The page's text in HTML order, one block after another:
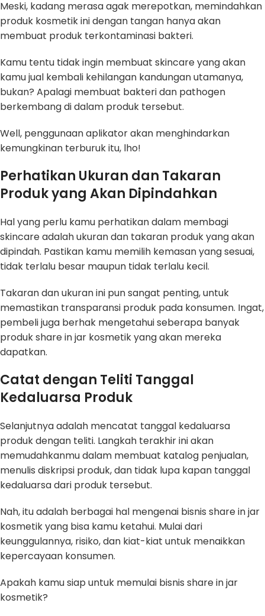
Meski, kadang merasa agak merepotkan, memindahkan
produk kosmetik ini dengan tangan hanya akan
membuat produk terkontaminasi bakteri.
Kamu tentu tidak ingin membuat skincare yang akan
kamu jual kembali kehilangan kandungan utamanya,
bukan? Apalagi membuat bakteri dan pathogen
berkembang di dalam produk tersebut.
Well, penggunaan aplikator akan menghindarkan
kemungkinan terburuk itu, lho!
Perhatikan Ukuran dan Takaran
Produk yang Akan Dipindahkan
Hal yang perlu kamu perhatikan dalam membagi
skincare adalah ukuran dan takaran produk yang akan
dipindah. Pastikan kamu memilih kemasan yang sesuai,
tidak terlalu besar maupun tidak terlalu kecil.
Takaran dan ukuran ini pun sangat penting, untuk
memastikan transparansi produk pada konsumen. Ingat,
pembeli juga berhak mengetahui seberapa banyak
produk share in jar kosmetik yang akan mereka
dapatkan.
Catat dengan Teliti Tanggal
Kedaluarsa Produk
Selanjutnya adalah mencatat tanggal kedaluarsa
produk dengan teliti. Langkah terakhir ini akan
memudahkanmu dalam membuat katalog penjualan,
menulis diskripsi produk, dan tidak lupa kapan tanggal
kedaluarsa dari produk tersebut.
Nah, itu adalah berbagai hal mengenai bisnis share in jar
kosmetik yang bisa kamu ketahui. Mulai dari
keunggulannya, risiko, dan kiat-kiat untuk menaikkan
kepercayaan konsumen.
Apakah kamu siap untuk memulai bisnis share in jar
kosmetik?